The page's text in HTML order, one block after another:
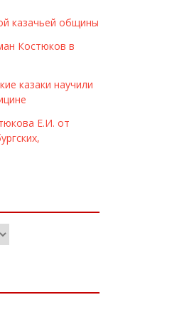
казачьей общины
Костюков в
казаки научили
Е.И. от